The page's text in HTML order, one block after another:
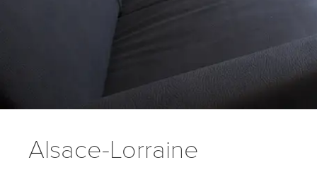
Alsace-Lorraine